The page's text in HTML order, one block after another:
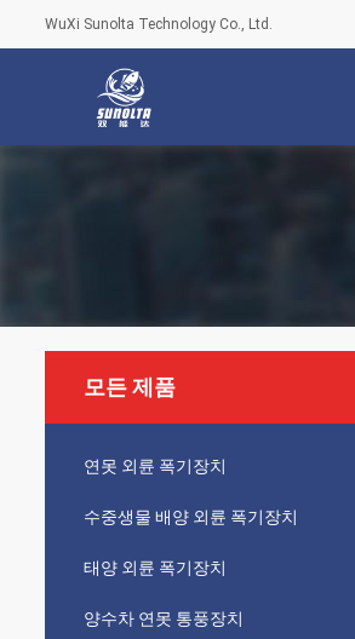
WuXi Sunolta Technology Co., Ltd.
모든 제품
연못 외륜 폭기장치
수중생물 배양 외륜 폭기장치
태양 외륜 폭기장치
양수차 연못 통풍장치